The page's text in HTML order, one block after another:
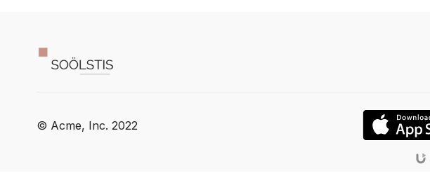
© Acme, Inc. 2022